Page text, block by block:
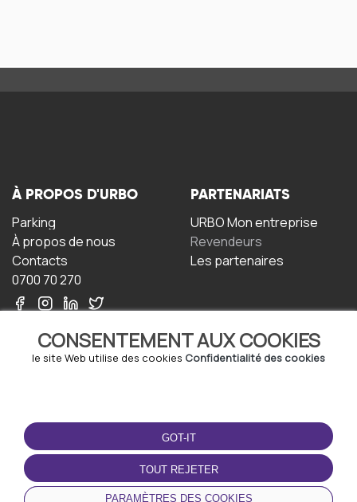
CONSENTEMENT AUX COOKIES
le site Web utilise des cookies Confidentialité des cookies
GOT-IT
TOUT REJETER
PARAMÈTRES DES COOKIES
À PROPOS D'URBO
Parking
À propos de nous
Contacts
0700 70 270
PARTENARIATS
URBO Mon entreprise
Revendeurs
Les partenaires
TERMS-OF-USE
Termes et conditions
Politique de confidentialité
Politique relative aux
cookies
TÉLÉCHARGEZ
L'APPLICATION